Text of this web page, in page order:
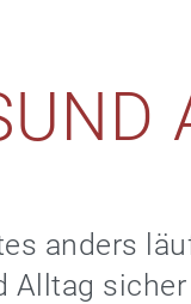
anders
Alltag